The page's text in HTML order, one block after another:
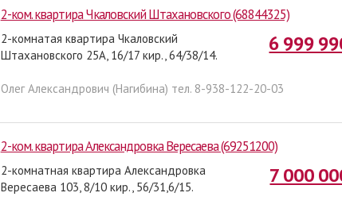
2-ком. квартира Чкаловский Штахановского (68844325)
6 999
2-комнатая квартира Чкаловский
Штахановского 25А, 16/17 кир., 64/38/14.
Олег Александрович (Нагибина) тел. 8-938-122-20-03
2-ком. квартира Александровка Вересаева (69251200)
7 000
2-комнатная квартира Александровка
Вересаева 103, 8/10 кир., 56/31,6/15.